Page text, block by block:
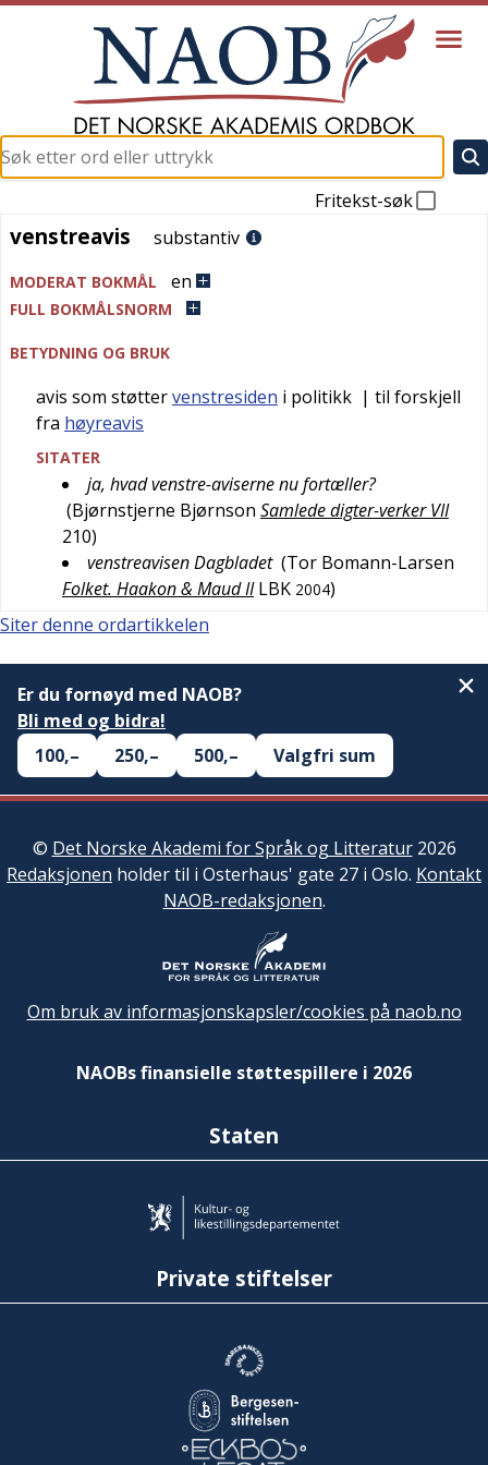
Fritekst-søk
venstreavis
venstreavis substantiv
MODERAT BOKMÅL en
FULL BOKMÅLSNORM
BETYDNING OG BRUK
avis som støttervenstresiden i politikk | til forskjell
fra høyreavis
SITATER
ja, hvad venstre-aviserne nu fortæller?
(Bjørnstjerne Bjørnson Samlede digter-verker VII
210)
venstreavisen Dagbladet (Tor Bomann-Larsen
Folket. Haakon & Maud II LBK 2004)
Siter denne ordartikkelen
Er du fornøyd med NAOB?
Bli med og bidra!
100,–
250,– 500,– Valgfri sum
© Det Norske Akademi for Språk og Litteratur2026
Redaksjonen holder til i Osterhaus' gate 27 i Oslo. Kontakt
NAOB-redaksjonen.
Om bruk av informasjonskapsler/cookies på naob.no
NAOBs finansielle støttespillere i 2026
Staten
Private stiftelser